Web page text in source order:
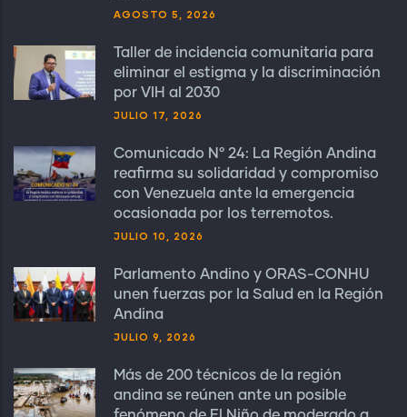
AGOSTO 5, 2026
Taller de incidencia comunitaria para
eliminar el estigma y la discriminación
por VIH al 2030
JULIO 17, 2026
Comunicado N° 24: La Región Andina
reafirma su solidaridad y compromiso
con Venezuela ante la emergencia
ocasionada por los terremotos.
JULIO 10, 2026
Parlamento Andino y ORAS-CONHU
unen fuerzas por la Salud en la Región
Andina
JULIO 9, 2026
Más de 200 técnicos de la región
andina se reúnen ante un posible